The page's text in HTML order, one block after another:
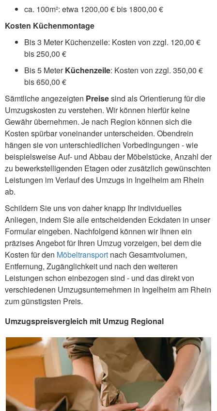
ca. 100m²: etwa 1200,00 € bis 1800,00 €
Kosten Küchenmontage
Bis 3 Meter Küchenzeile: Kosten von zzgl. 120,00 €
bis 250,00 €
Bis 5 MeterKüchenzeile: Kosten von zzgl. 350,00 €
bis 650,00 €
Sämtliche angezeigten Preisesind als Orientierung für die
Umzugskosten zu verstehen. Wir können hierfür keine
Gewähr übernehmen. Je nach Region können sich die
Kosten spürbar voneinander unterscheiden. Obendrein
hängen sie von unterschiedlichen Vorbedingungen - wie
beispielsweise Auf- und Abbau der Möbelstücke, Anzahl der
zu bewerkstelligenden Etagen oder zusätzlich gewünschten
Leistungen im Verlauf des Umzugs in Ingelheim am Rhein
ab.
Schildern Sie uns von daher knapp Ihr individuelles
Anliegen, indem Sie alle entscheidenden Eckdaten in unser
Formular eingeben. Nachfolgend können wir Ihnen ein
präzises Angebot für Ihren Umzug vorzeigen, bei dem die
Kosten für den Möbeltransport nach Gesamtvolumen,
Entfernung, Zugänglichkeit und nach den weiteren
Leistungen schon einbezogen sind - und das direkt von
verschiedenen Umzugsunternehmen in Ingelheim am Rhein
zum günstigsten Preis.
Umzugspreisvergleich mit Umzug Regional